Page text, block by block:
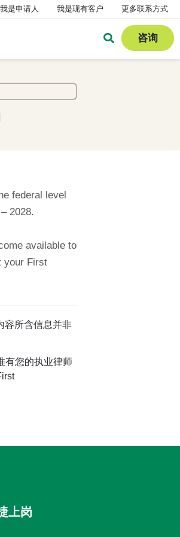
我是申请人 我是现有客户 更多联系方式
咨询
federal level
2028.
available to
your First
容所含信息并非
有您的执业律师
上岗